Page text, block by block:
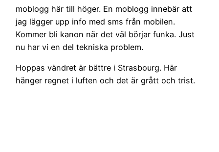
moblogg här till höger. En moblogg innebär att
jag lägger upp info med sms från mobilen.
Kommer bli kanon när det väl börjar funka. Just
nu har vi en del tekniska problem.
Hoppas vändret är bättre i Strasbourg. Här
hänger regnet i luften och det är grått och trist.